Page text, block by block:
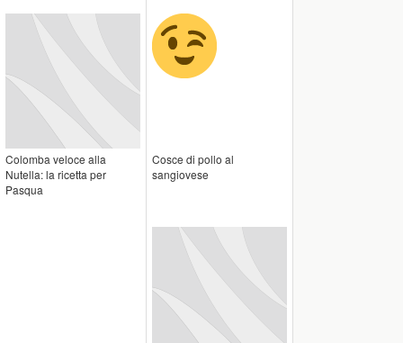
Colomba veloce alla
Nutella: la ricetta per
Pasqua
Cosce di pollo al
sangiovese